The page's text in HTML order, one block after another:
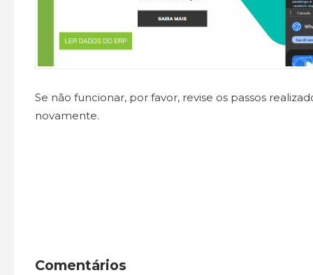
Se não funcionar, por favor, revise os passos
novamente.
Comentários